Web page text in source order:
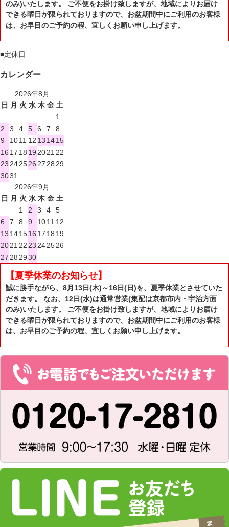
のみ)いたします。 ご不便をお掛け致しますが、地域によりお届け
できる曜日が限られておりますので、お盆期間中にご利用のお客様
は、お早目のご予約の程、宜しくお願い申し上げます。
■定休日
カレンダー
2026年8月
日 月 火 水 木 金 土
1
2
3 4 5 6 7
8
9
1011 12 13 1415
16 17 18 19202122
23242526272829
3031
2026年9月
日 月 火 水 木 金 土
1
2 3 4
5
6
7 8 9 1011 12
13 141516 17 18 19
20212223242526
27282930
【夏季休業のお知らせ】
誠に勝手ながら、8月13日(木)～16日(日)を、夏季休業とさせていた
だきます。 なお、12日(水)は通常営業(集配は京都市内・宇治方面
のみ)いたします。 ご不便をお掛け致しますが、地域によりお届け
できる曜日が限られておりますので、お盆期間中にご利用のお客様
は、お早目のご予約の程、宜しくお願い申し上げます。